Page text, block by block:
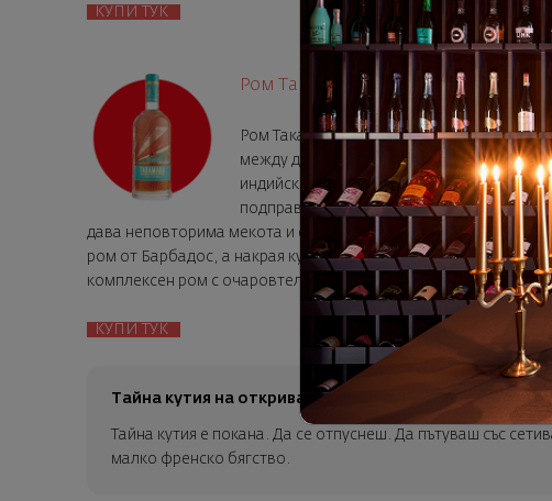
КУПИ ТУК
Ром Такамака Зепис Креол 43%
Ром Такамака Зепис Креол 43%.
между деликатен нюанс на дъб и
индийско орехче, канела, карамфил и
подправките и след това има досег с
дава неповторима мекота и елегантност. След това, към
ром от Барбадос, а накрая купажът отлежава 60 дни в много
комплексен ром с очаровтелна нотка на тропическа сладост.
КУПИ ТУК
Тайна кутия на откривателя
Тайна кутия е покана. Да се отпуснеш. Да пътуваш със
малко френско бягство.